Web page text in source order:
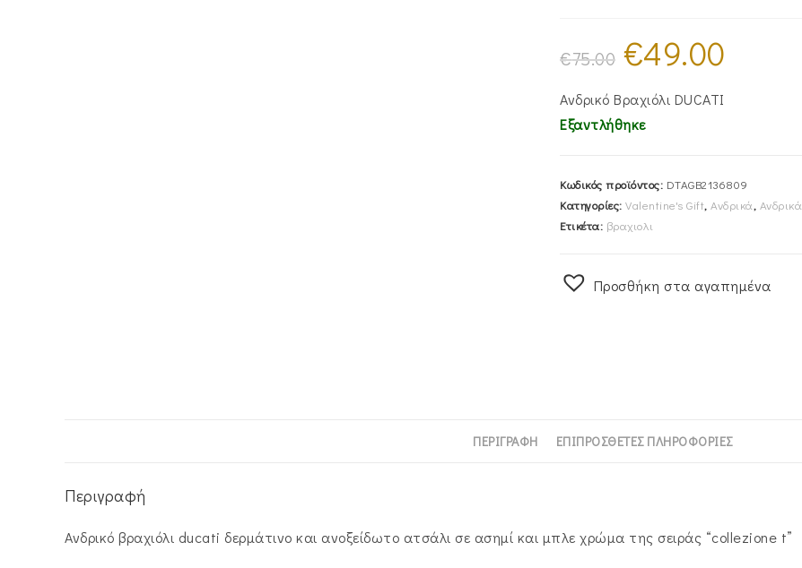
€75.00
Original
price
was:
€49.00
Ανδρικό Βραχιόλι DUCATI
Εξαντλήθηκε
Κωδικός προϊόντος: DTAGB2136809
Κατηγορίες: Valentine's Gift, Ανδρικά, Ανδρικά
Ετικέτα: βραχιολι
Προσθήκη στα αγαπημένα
ΠΕΡΙΓΡΑΦΉ ΕΠΙΠΡΌΣΘΕΤΕΣ ΠΛΗΡΟΦΟΡΊΕΣ
Περιγραφή
Ανδρικό βραχιόλι ducati δερμάτινο και ανοξείδωτο ατσάλι σε ασημί και μπλε χρώμα της σειράς “collezione t”